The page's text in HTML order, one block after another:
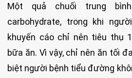
Một quả chuối trung
carbohydrate, trong khi
khuyến cáo chỉ nên tiêu thụ
bữa ăn. Vì vậy, chỉ nên ăn tối
biệt người bệnh tiểu đường